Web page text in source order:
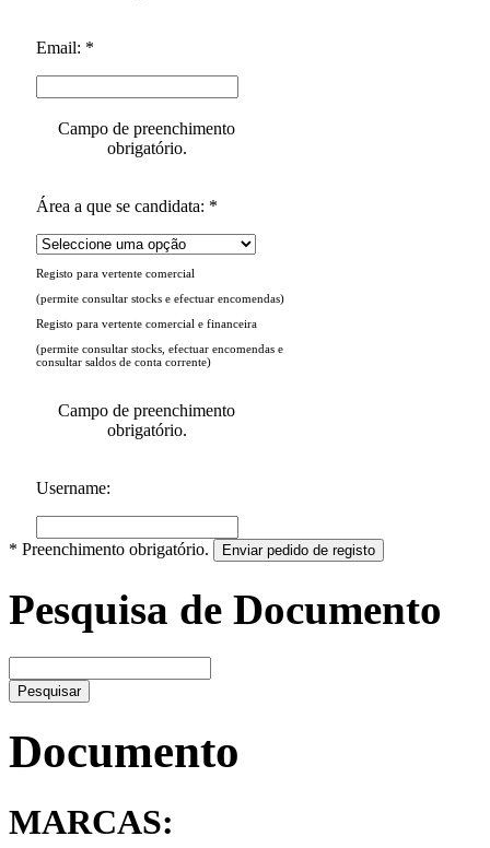
Email: *
Campo de preenchimento
obrigatório.
Área a que se candidata: *
Registo para vertente comercial
(permite consultar stocks e efectuar encomendas)
Registo para vertente comercial e financeira
(permite consultar stocks, efectuar encomendas e
consultar saldos de conta corrente)
Campo de preenchimento
obrigatório.
Username:
* Preenchimento obrigatório. Enviar pedido de registo
Pesquisa de Documento
Pesquisar
Documento
MARCAS: